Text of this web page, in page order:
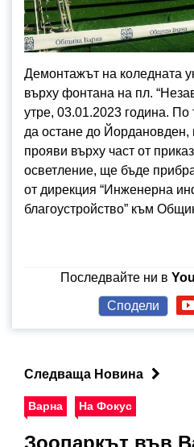
Демонтажът на коледната
върху фонтана на пл.
утре, 03.01.2023 година.
да остане до Йордановден,
прояви върху част от
осветление, ще бъде
от дирекция “Инженерна
благоустройство” към
Последвайте ни в
Сподели
Следваща Новина
Варна На Фокус
Зоопаркът във